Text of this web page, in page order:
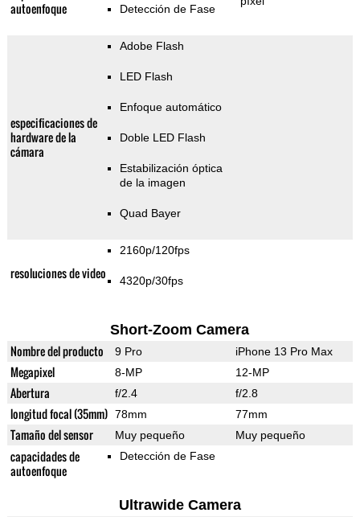
autoenfoque
Detección de Fase
especificaciones de
hardware de la
cámara
Adobe Flash
LED Flash
Enfoque automático
Doble LED Flash
Estabilización óptica
de la imagen
Quad Bayer
resoluciones de video
2160p/120fps
4320p/30fps
Short-Zoom Camera
Nombre del producto 9 Pro iPhone 13 Pro Max
Megapixel 8-MP 12-MP
Abertura f/2.4 f/2.8
longitud focal (35mm) 78mm 77mm
Tamaño del sensor Muy pequeño Muy pequeño
capacidades de
autoenfoque
Detección de Fase
Ultrawide Camera